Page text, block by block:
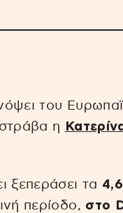
του
η
ξεπεράσει τα
περίοδο, στο